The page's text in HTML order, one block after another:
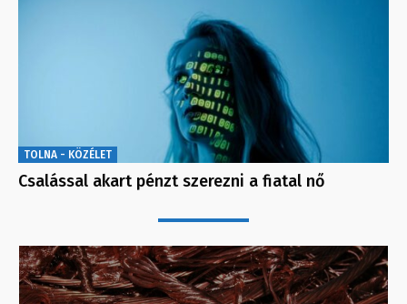
TOLNA - KÖZÉLET
Csalással akart pénzt szerezni a fiatal nő